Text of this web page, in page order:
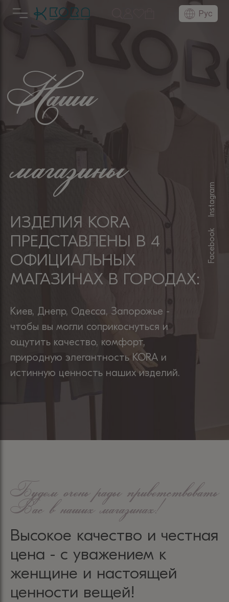
Рус
Наши
магазины
ИЗДЕЛИЯ KORA
ПРЕДСТАВЛЕНЫ В 4
ОФИЦИАЛЬНЫХ
МАГАЗИНАХ В ГОРОДАХ:
Киев, Днепр, Одесса, Запорожье -
чтобы вы могли соприкоснуться и
ощутить качество, комфорт,
природную элегантность KORA и
истинную ценность наших изделий.
Facebook
Instagram
Будем очень рады приветствовать
Вас в наших магазинах!
Высокое качество и честная
цена - с уважением к
женщине и настоящей
ценности вещей!